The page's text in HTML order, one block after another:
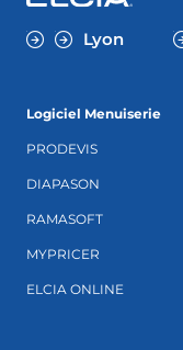
Lyon
Logiciel Menuiserie
PRODEVIS
DIAPASON
RAMASOFT
MYPRICER
ELCIA ONLINE